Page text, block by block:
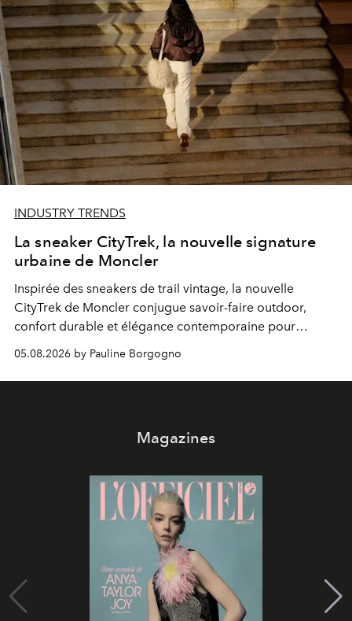
INDUSTRY TRENDS
La sneaker CityTrek, la nouvelle signature
urbaine de Moncler
Inspirée des sneakers de trail vintage, la nouvelle
CityTrek de Moncler conjugue savoir-faire outdoor,
confort durable et élégance contemporaine pour
accompagner les explorations du quotidien.
05.08.2026 by Pauline Borgogno
Magazines